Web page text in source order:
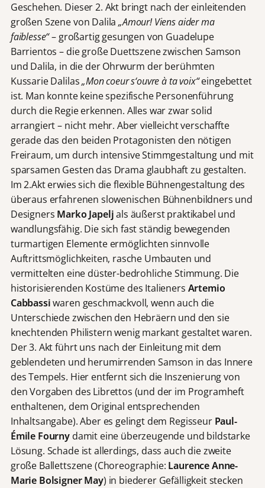
Geschehen. Dieser 2. Akt bringt nach der einleitenden
großen Szene von Dalila„Amour! Viens aider ma
faiblesse“– großartig gesungen von Guadelupe
Barrientos – die große Duettszene zwischen Samson
und Dalila, in die der Ohrwurm der berühmten
Kussarie Dalilas„Mon coeur s‘ouvre à ta voix“eingebettet
ist. Man konnte keine spezifische Personenführung
durch die Regie erkennen. Alles war zwar solid
arrangiert – nicht mehr. Aber vielleicht verschaffte
gerade das den beiden Protagonisten den nötigen
Freiraum, um durch intensive Stimmgestaltung und mit
sparsamen Gesten das Drama glaubhaft zu gestalten.
Im 2.Akt erwies sich die flexible Bühnengestaltung des
überaus erfahrenen slowenischen Bühnenbildners und
Designers Marko Japeljals äußerst praktikabel und
wandlungsfähig. Die sich fast ständig bewegenden
turmartigen Elemente ermöglichten sinnvolle
Auftrittsmöglichkeiten, rasche Umbauten und
vermittelten eine düster-bedrohliche Stimmung. Die
historisierenden Kostüme des Italieners Artemio
Cabbassiwaren geschmackvoll, wenn auch die
Unterschiede zwischen den Hebräern und den sie
knechtenden Philistern wenig markant gestaltet waren.
Der 3. Akt führt uns nach der Einleitung mit dem
geblendeten und herumirrenden Samson in das Innere
des Tempels. Hier entfernt sich die Inszenierung von
den Vorgaben des Librettos (und der im Programheft
enthaltenen, dem Original entsprechenden
Inhaltsangabe). Aber es gelingt dem Regisseur Paul-
Émile Fourny damit eine überzeugende und bildstarke
Lösung. Schade ist allerdings, dass auch die zweite
große Ballettszene (Choreographie: Laurence Anne-
Marie Bolsigner May) in biederer Gefälligkeit stecken